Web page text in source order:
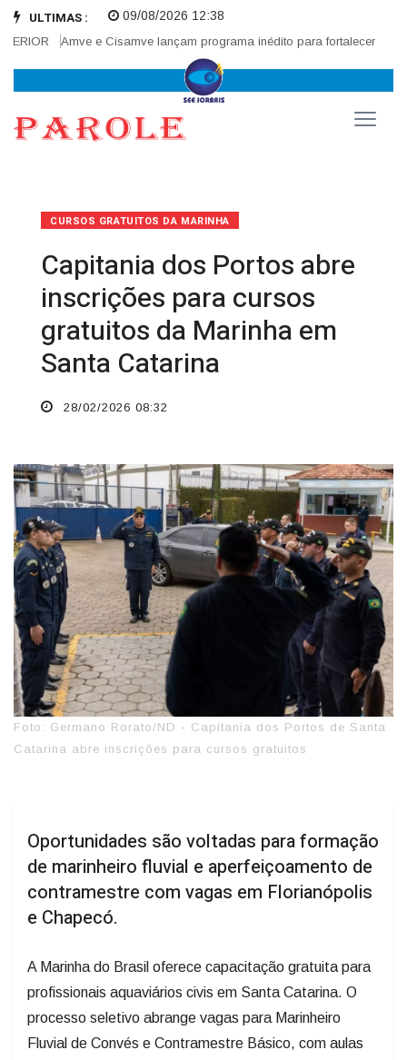
ULTIMAS :
Amve e Cisamve lançam programa inédito para fortalecer
09/08/2026 12:38
CURSOS GRATUITOS DA MARINHA
Capitania dos Portos abre
inscrições para cursos
gratuitos da Marinha em
Santa Catarina
28/02/2026 08:32
Foto: Germano Rorato/ND - Capitania dos Portos de Santa
Catarina abre inscrições para cursos gratuitos
Oportunidades são voltadas para formação
de marinheiro fluvial e aperfeiçoamento de
contramestre com vagas em Florianópolis
e Chapecó.
A Marinha do Brasil oferece capacitação gratuita para
profissionais aquaviários civis em Santa Catarina. O
processo seletivo abrange vagas para Marinheiro
Fluvial de Convés e Contramestre Básico, com aulas